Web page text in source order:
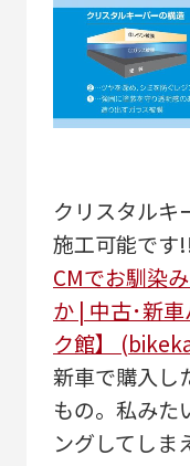
クリスタルキ
施工可能です
CMでお馴染
か | 中古･新
ク館】
新車で購入し
もの。私みた
ングしてしま